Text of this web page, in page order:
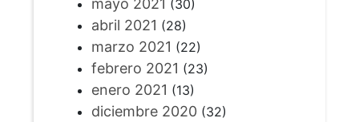
mayo 2021 (30)
abril 2021 (28)
marzo 2021 (22)
febrero 2021 (23)
enero 2021 (13)
diciembre 2020(32)